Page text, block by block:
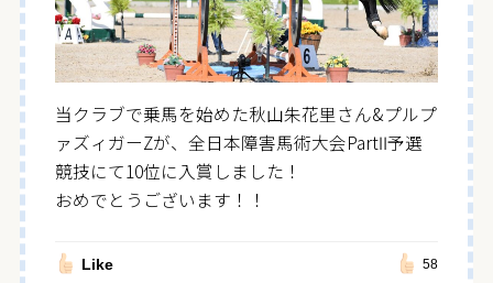
当クラブで乗馬を始めた秋山朱花里さん&プルプ
ァズィガーZが、全日本障害馬術大会PartⅡ予選
競技にて10位に入賞しました！
おめでとうございます！！
Like 58